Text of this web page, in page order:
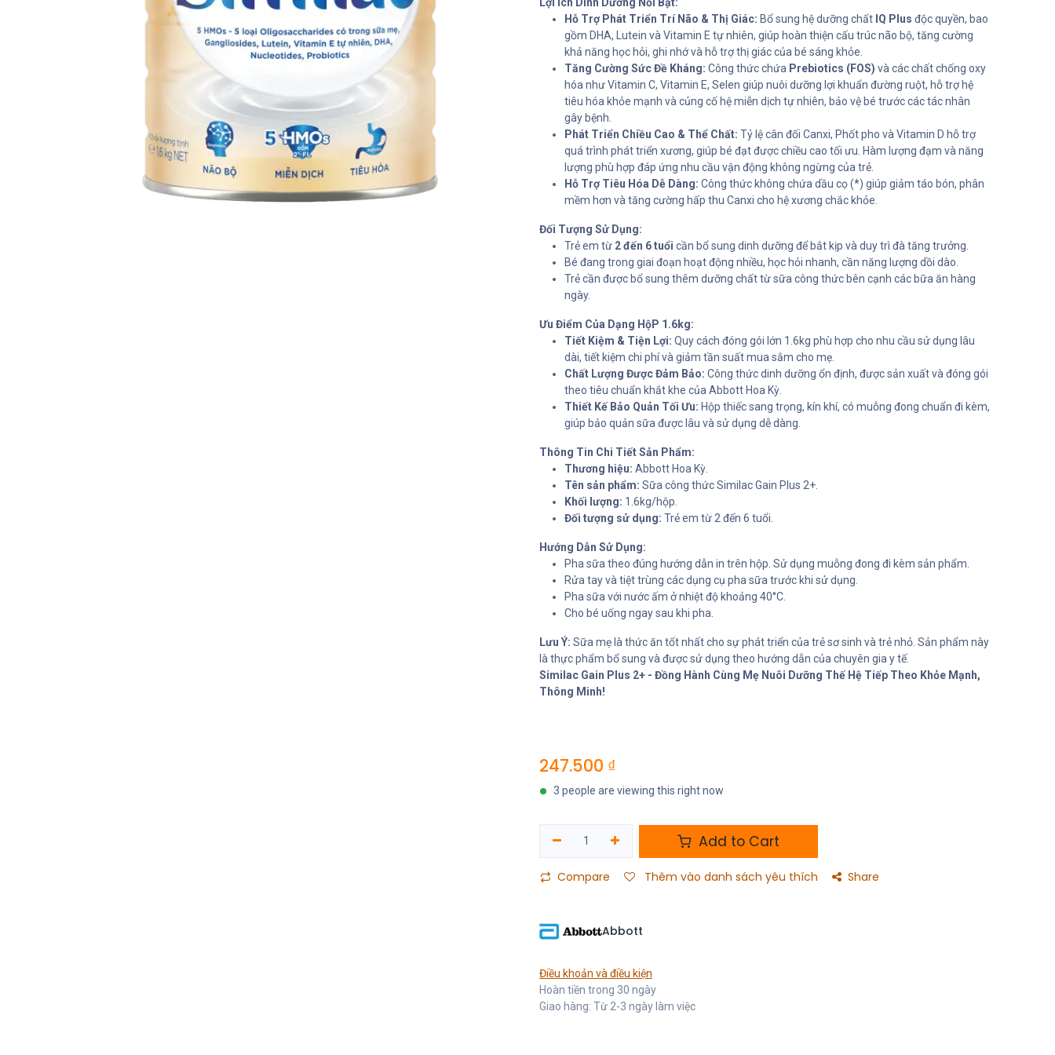
Hỗ Trợ Phát Triển Trí Não & Thị Giác: Bổ sung hệ dưỡng chất IQ Plus độc quyền, bao
gồm DHA, Lutein và Vitamin E tự nhiên, giúp hoàn thiện cấu trúc não bộ, tăng cường
khả năng học hỏi, ghi nhớ và hỗ trợ thị giác của bé sáng khỏe.
Tăng Cường Sức Đề Kháng: Công thức chứa Prebiotics (FOS) và các chất chống oxy
hóa như Vitamin C, Vitamin E, Selen giúp nuôi dưỡng lợi khuẩn đường ruột, hỗ trợ hệ
tiêu hóa khỏe mạnh và củng cố hệ miễn dịch tự nhiên, bảo vệ bé trước các tác nhân
gây bệnh.
Phát Triển Chiều Cao & Thể Chất: Tỷ lệ cân đối Canxi, Phốt pho và Vitamin D hỗ trợ
quá trình phát triển xương, giúp bé đạt được chiều cao tối ưu. Hàm lượng đạm và năng
lượng phù hợp đáp ứng nhu cầu vận động không ngừng của trẻ.
Hỗ Trợ Tiêu Hóa Dễ Dàng: Công thức không chứa dầu cọ (*) giúp giảm táo bón, phân
mềm hơn và tăng cường hấp thu Canxi cho hệ xương chắc khỏe.
Đối Tượng Sử Dụng:
Trẻ em từ 2 đến 6 tuổi cần bổ sung dinh dưỡng để bắt kịp và duy trì đà tăng trưởng.
Bé đang trong giai đoạn hoạt động nhiều, học hỏi nhanh, cần năng lượng dồi dào.
Trẻ cần được bổ sung thêm dưỡng chất từ sữa công thức bên cạnh các bữa ăn hàng
ngày.
Ưu Điểm Của Dạng HộP 1.6kg:
Tiết Kiệm & Tiện Lợi: Quy cách đóng gói lớn 1.6kg phù hợp cho nhu cầu sử dụng lâu
dài, tiết kiệm chi phí và giảm tần suất mua sắm cho mẹ.
Chất Lượng Được Đảm Bảo: Công thức dinh dưỡng ổn định, được sản xuất và đóng gói
theo tiêu chuẩn khắt khe của Abbott Hoa Kỳ.
Thiết Kế Bảo Quản Tối Ưu: Hộp thiếc sang trọng, kín khí, có muỗng đong chuẩn đi kèm,
giúp bảo quản sữa được lâu và sử dụng dễ dàng.
Thông Tin Chi Tiết Sản Phẩm:
Thương hiệu: Abbott Hoa Kỳ.
Tên sản phẩm: Sữa công thức Similac Gain Plus 2+.
Khối lượng: 1.6kg/hộp.
Đối tượng sử dụng: Trẻ em từ 2 đến 6 tuổi.
Hướng Dẫn Sử Dụng:
Pha sữa theo đúng hướng dẫn in trên hộp. Sử dụng muỗng đong đi kèm sản phẩm.
Rửa tay và tiệt trùng các dụng cụ pha sữa trước khi sử dụng.
Pha sữa với nước ấm ở nhiệt độ khoảng 40°C.
Cho bé uống ngay sau khi pha.
Lưu Ý: Sữa mẹ là thức ăn tốt nhất cho sự phát triển của trẻ sơ sinh và trẻ nhỏ. Sản phẩm này
là thực phẩm bổ sung và được sử dụng theo hướng dẫn của chuyên gia y tế.
Similac Gain Plus 2+ - Đồng Hành Cùng Mẹ Nuôi Dưỡng Thế Hệ Tiếp Theo Khỏe Mạnh,
Thông Minh!
247.500 ₫
3 people are viewing this right now
Add to Cart
Compare Thêm vào danh sách yêu thích Share
Abbott
Điều khoản và điều kiện
Hoàn tiền trong 30 ngày
Giao hàng: Từ 2-3 ngày làm việc